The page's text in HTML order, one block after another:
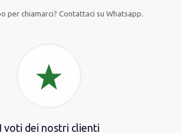
per chiamarci? Contattaci su Whatsapp.
I voti dei nostri clienti